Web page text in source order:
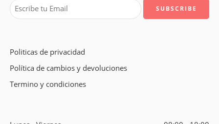
Politicas de privacidad
Política de cambios y devoluciones
Termino y condiciones